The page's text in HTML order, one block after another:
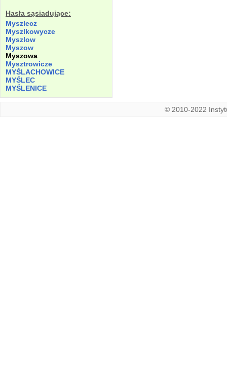
Hasła sąsiadujące:
Myszlecz
Myszlkowycze
Myszlow
Myszow
Myszowa
Mysztrowicze
MYŚLACHOWICE
MYŚLEC
MYŚLENICE
© 2010-2022